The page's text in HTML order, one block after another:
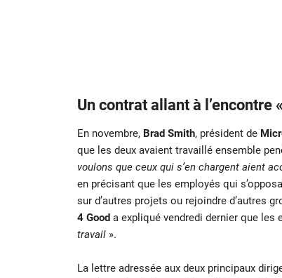
Un contrat allant à
En novembre, Brad Smith, président de
que les deux avaient travaillé ensemble
voulons que ceux qui s’en chargent aient
en précisant que les employés qui
sur d’autres projets ou rejoindre d’autres
4 Gooda expliqué vendredi dernier que les
travail».
La lettre adressée aux deux principaux